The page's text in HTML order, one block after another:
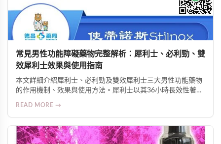
常見男性功能障礙藥物完整解析：犀利士、必利勁、雙
效犀利士效果與使用指南
本文詳細介紹犀利士、必利勁及雙效犀利士三大男性功能藥物
的作用機制、效果與使用方法。犀利士以其36小時長效性著
READ MORE →